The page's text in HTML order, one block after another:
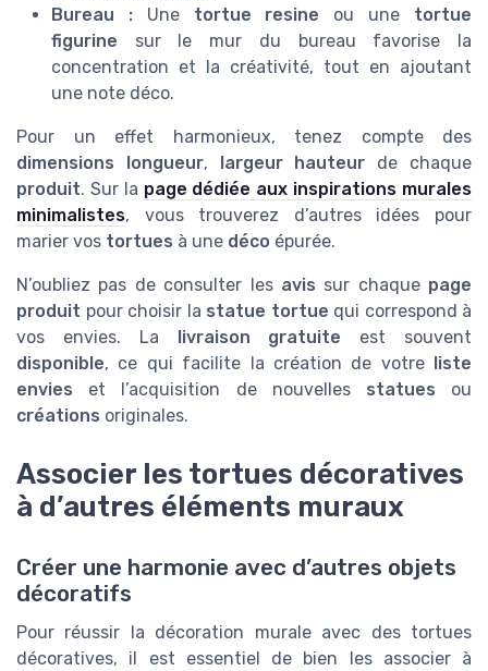
Bureau :Une tortue resine ou une tortue
figurine sur le mur du bureau favorise la
concentration et la créativité, tout en ajoutant
une note déco.
Pour un effet harmonieux, tenez compte des
dimensions longueur, largeur hauteur de chaque
produit. Sur la page dédiée aux inspirations murales
minimalistes, vous trouverez d’autres idées pour
marier vos tortues à une déco épurée.
N’oubliez pas de consulter les avis sur chaque page
produit pour choisir la statue tortue qui correspond à
vos envies. La livraison gratuite est souvent
disponible, ce qui facilite la création de votre liste
envies et l’acquisition de nouvelles statues ou
créations originales.
Associer les tortues décoratives
à d’autres éléments muraux
Créer une harmonie avec d’autres objets
décoratifs
Pour réussir la décoration murale avec des tortues
décoratives, il est essentiel de bien les associer à